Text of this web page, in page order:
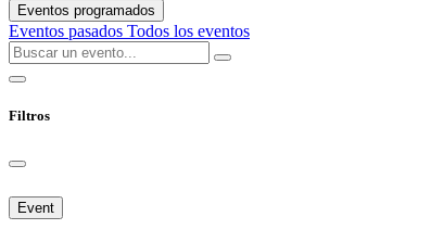
Eventos programados
Eventos pasados Todos los eventos
Filtros
Event